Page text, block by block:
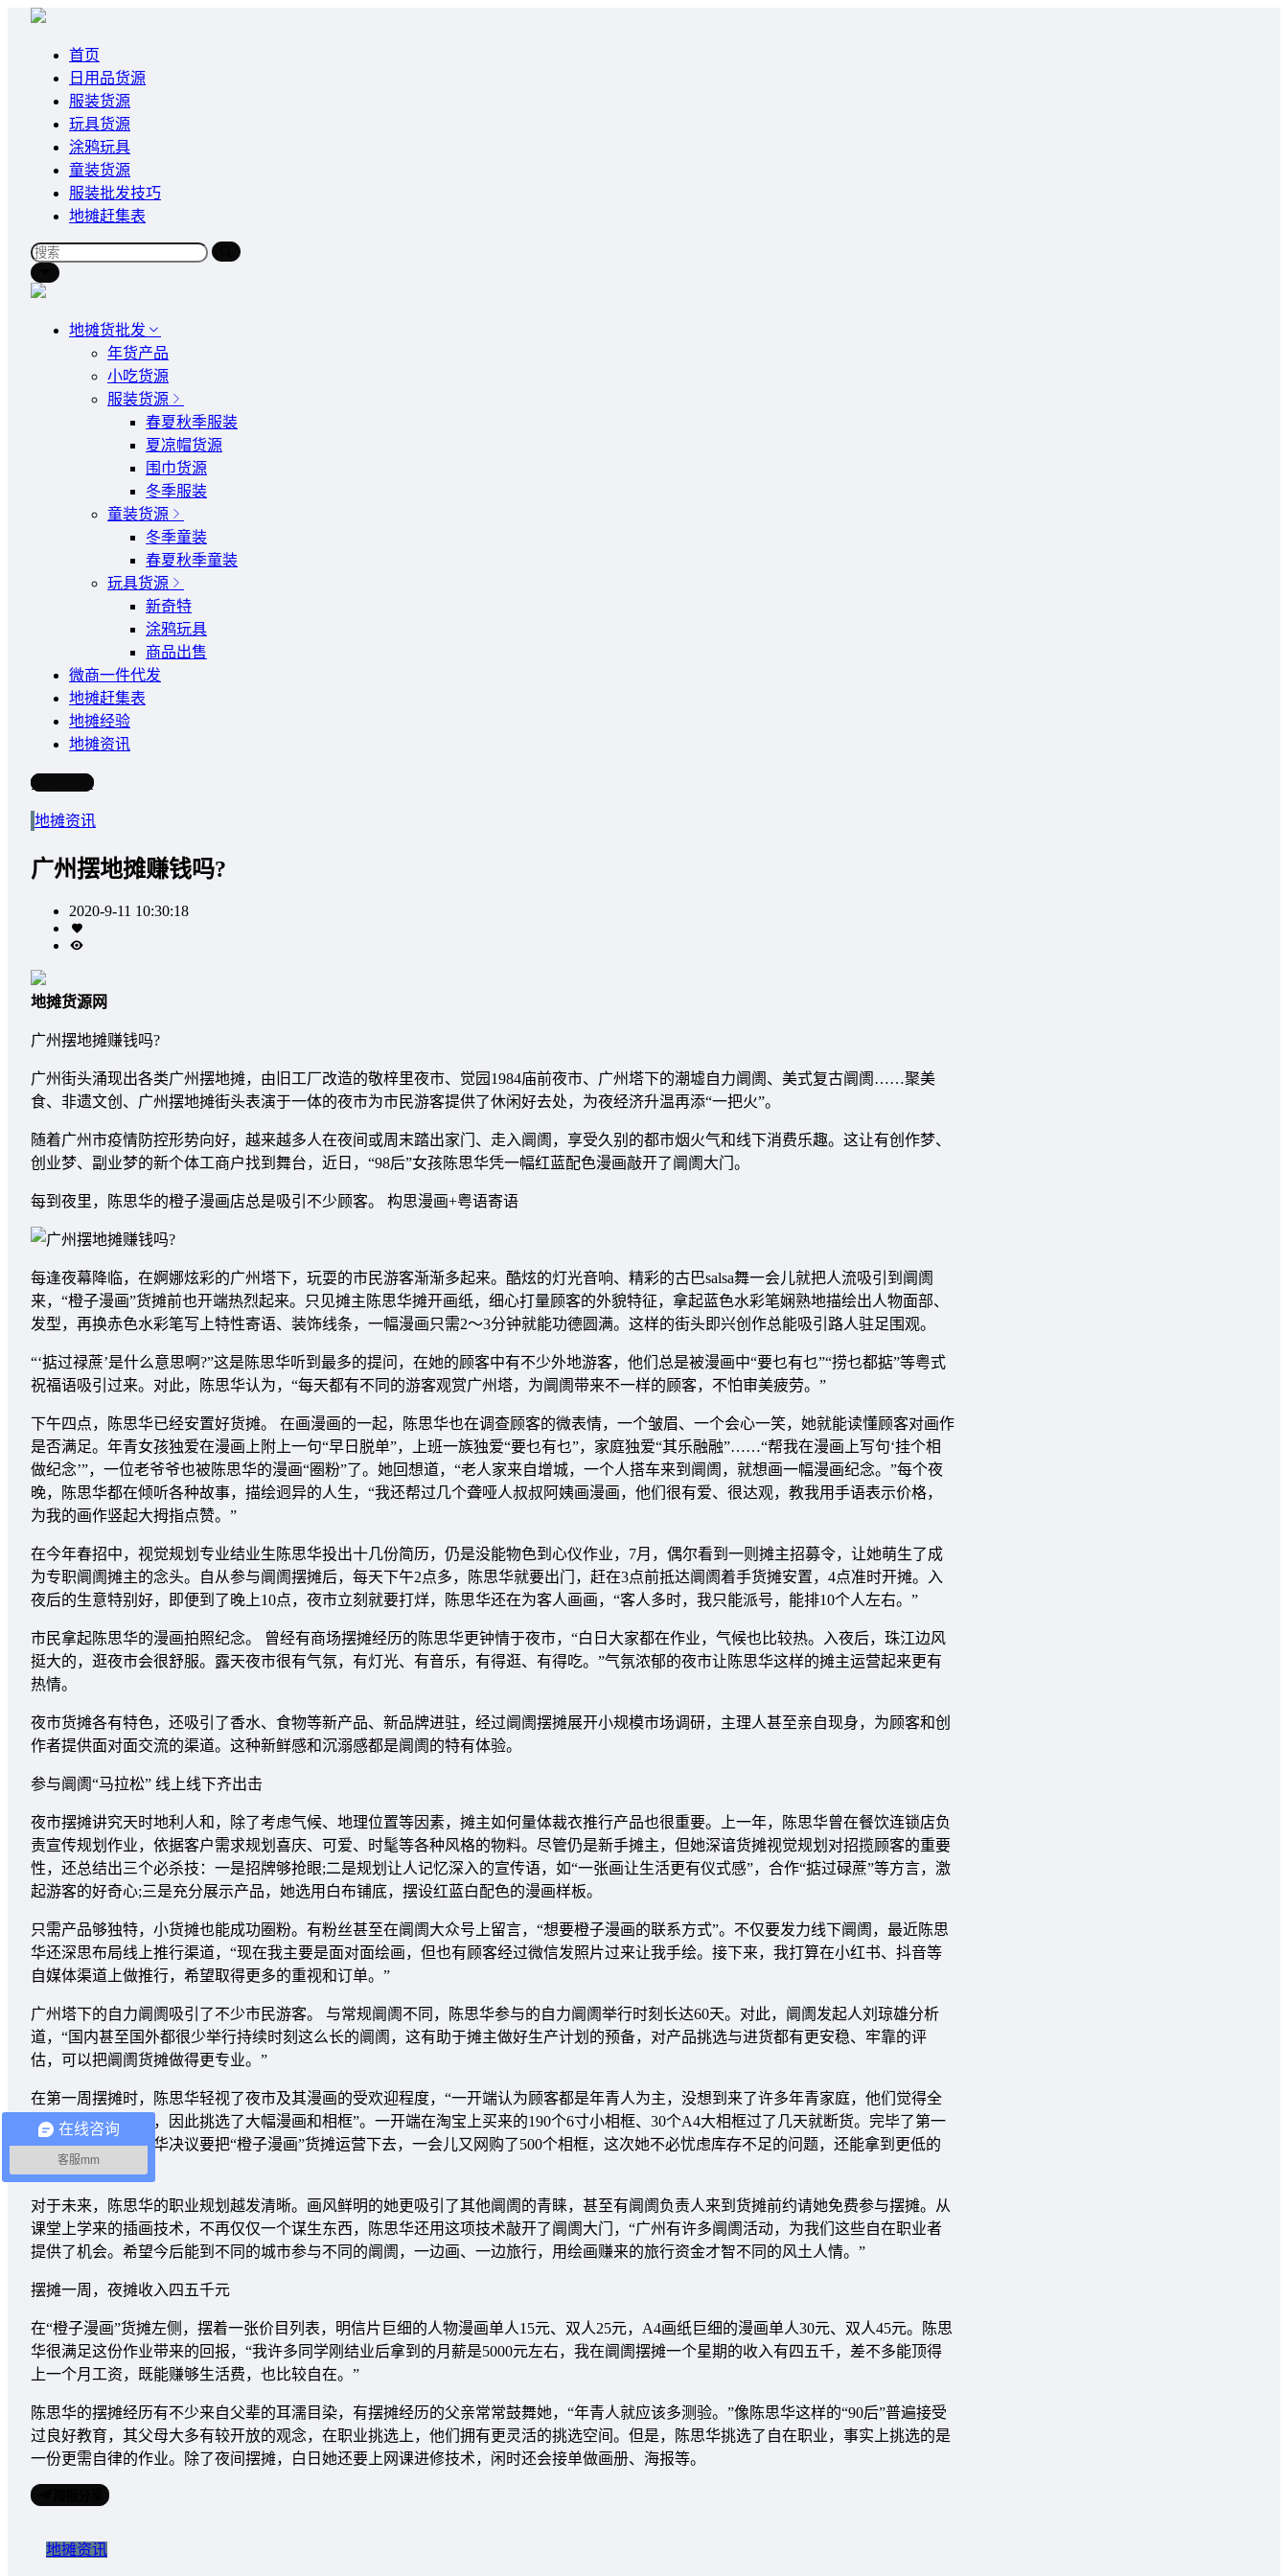
首页
日用品货源
服装货源
玩具货源
涂鸦玩具
童装货源
服装批发技巧
地摊赶集表
地摊货批发
年货产品
小吃货源
服装货源
春夏秋季服装
夏凉帽货源
围巾货源
冬季服装
童装货源
冬季童装
春夏秋季童装
玩具货源
新奇特
涂鸦玩具
商品出售
微商一件代发
地摊赶集表
地摊经验
地摊资讯
写文章
地摊资讯
广州摆地摊赚钱吗?
2020-9-11 10:30:18
地摊货源网
广州摆地摊赚钱吗?
广州街头涌现出各类广州摆地摊，由旧工厂改造的敬梓里夜市、觉园1984庙前夜市、广州塔下的潮墟自力阛阓、美式复古阛阓……聚美
食、非遗文创、广州摆地摊街头表演于一体的夜市为市民游客提供了休闲好去处，为夜经济升温再添“一把火”。
随着广州市疫情防控形势向好，越来越多人在夜间或周末踏出家门、走入阛阓，享受久别的都市烟火气和线下消费乐趣。这让有创作梦、
创业梦、副业梦的新个体工商户找到舞台，近日，“98后”女孩陈思华凭一幅红蓝配色漫画敲开了阛阓大门。
每到夜里，陈思华的橙子漫画店总是吸引不少顾客。 构思漫画+粤语寄语
每逢夜幕降临，在婀娜炫彩的广州塔下，玩耍的市民游客渐渐多起来。酷炫的灯光音响、精彩的古巴salsa舞一会儿就把人流吸引到阛阓
来，“橙子漫画”货摊前也开端热烈起来。只见摊主陈思华摊开画纸，细心打量顾客的外貌特征，拿起蓝色水彩笔娴熟地描绘出人物面部、
发型，再换赤色水彩笔写上特性寄语、装饰线条，一幅漫画只需2～3分钟就能功德圆满。这样的街头即兴创作总能吸引路人驻足围观。
“‘掂过禄蔗’是什么意思啊?”这是陈思华听到最多的提问，在她的顾客中有不少外地游客，他们总是被漫画中“要乜有乜”“捞乜都掂”等粤式
祝福语吸引过来。对此，陈思华认为，“每天都有不同的游客观赏广州塔，为阛阓带来不一样的顾客，不怕审美疲劳。”
下午四点，陈思华已经安置好货摊。 在画漫画的一起，陈思华也在调查顾客的微表情，一个皱眉、一个会心一笑，她就能读懂顾客对画作
是否满足。年青女孩独爱在漫画上附上一句“早日脱单”，上班一族独爱“要乜有乜”，家庭独爱“其乐融融”……“帮我在漫画上写句‘挂个相
做纪念’”，一位老爷爷也被陈思华的漫画“圈粉”了。她回想道，“老人家来自增城，一个人搭车来到阛阓，就想画一幅漫画纪念。”每个夜
晚，陈思华都在倾听各种故事，描绘迥异的人生，“我还帮过几个聋哑人叔叔阿姨画漫画，他们很有爱、很达观，教我用手语表示价格，
为我的画作竖起大拇指点赞。”
在今年春招中，视觉规划专业结业生陈思华投出十几份简历，仍是没能物色到心仪作业，7月，偶尔看到一则摊主招募令，让她萌生了成
为专职阛阓摊主的念头。自从参与阛阓摆摊后，每天下午2点多，陈思华就要出门，赶在3点前抵达阛阓着手货摊安置，4点准时开摊。入
夜后的生意特别好，即便到了晚上10点，夜市立刻就要打烊，陈思华还在为客人画画，“客人多时，我只能派号，能排10个人左右。”
市民拿起陈思华的漫画拍照纪念。 曾经有商场摆摊经历的陈思华更钟情于夜市，“白日大家都在作业，气候也比较热。入夜后，珠江边风
挺大的，逛夜市会很舒服。露天夜市很有气氛，有灯光、有音乐，有得逛、有得吃。”气氛浓郁的夜市让陈思华这样的摊主运营起来更有
热情。
夜市货摊各有特色，还吸引了香水、食物等新产品、新品牌进驻，经过阛阓摆摊展开小规模市场调研，主理人甚至亲自现身，为顾客和创
作者提供面对面交流的渠道。这种新鲜感和沉溺感都是阛阓的特有体验。
参与阛阓“马拉松” 线上线下齐出击
夜市摆摊讲究天时地利人和，除了考虑气候、地理位置等因素，摊主如何量体裁衣推行产品也很重要。上一年，陈思华曾在餐饮连锁店负
责宣传规划作业，依据客户需求规划喜庆、可爱、时髦等各种风格的物料。尽管仍是新手摊主，但她深谙货摊视觉规划对招揽顾客的重要
性，还总结出三个必杀技：一是招牌够抢眼;二是规划让人记忆深入的宣传语，如“一张画让生活更有仪式感”，合作“掂过碌蔗”等方言，激
起游客的好奇心;三是充分展示产品，她选用白布铺底，摆设红蓝白配色的漫画样板。
只需产品够独特，小货摊也能成功圈粉。有粉丝甚至在阛阓大众号上留言，“想要橙子漫画的联系方式”。不仅要发力线下阛阓，最近陈思
华还深思布局线上推行渠道，“现在我主要是面对面绘画，但也有顾客经过微信发照片过来让我手绘。接下来，我打算在小红书、抖音等
自媒体渠道上做推行，希望取得更多的重视和订单。”
广州塔下的自力阛阓吸引了不少市民游客。 与常规阛阓不同，陈思华参与的自力阛阓举行时刻长达60天。对此，阛阓发起人刘琼雄分析
道，“国内甚至国外都很少举行持续时刻这么长的阛阓，这有助于摊主做好生产计划的预备，对产品挑选与进货都有更安稳、牢靠的评
估，可以把阛阓货摊做得更专业。”
在第一周摆摊时，陈思华轻视了夜市及其漫画的受欢迎程度，“一开端认为顾客都是年青人为主，没想到来了许多年青家庭，他们觉得全
家福漫画很有风格，因此挑选了大幅漫画和相框”。一开端在淘宝上买来的190个6寸小相框、30个A4大相框过了几天就断货。完毕了第一
周的摆摊后，陈思华决议要把“橙子漫画”货摊运营下去，一会儿又网购了500个相框，这次她不必忧虑库存不足的问题，还能拿到更低的
批发价。
对于未来，陈思华的职业规划越发清晰。画风鲜明的她更吸引了其他阛阓的青睐，甚至有阛阓负责人来到货摊前约请她免费参与摆摊。从
课堂上学来的插画技术，不再仅仅一个谋生东西，陈思华还用这项技术敲开了阛阓大门，“广州有许多阛阓活动，为我们这些自在职业者
提供了机会。希望今后能到不同的城市参与不同的阛阓，一边画、一边旅行，用绘画赚来的旅行资金才智不同的风土人情。”
摆摊一周，夜摊收入四五千元
在“橙子漫画”货摊左侧，摆着一张价目列表，明信片巨细的人物漫画单人15元、双人25元，A4画纸巨细的漫画单人30元、双人45元。陈思
华很满足这份作业带来的回报，“我许多同学刚结业后拿到的月薪是5000元左右，我在阛阓摆摊一个星期的收入有四五千，差不多能顶得
上一个月工资，既能赚够生活费，也比较自在。”
陈思华的摆摊经历有不少来自父辈的耳濡目染，有摆摊经历的父亲常常鼓舞她，“年青人就应该多测验。”像陈思华这样的“90后”普遍接受
过良好教育，其父母大多有较开放的观念，在职业挑选上，他们拥有更灵活的挑选空间。但是，陈思华挑选了自在职业，事实上挑选的是
一份更需自律的作业。除了夜间摆摊，白日她还要上网课进修技术，闲时还会接单做画册、海报等。
地摊资讯
在线咨询
客服mm